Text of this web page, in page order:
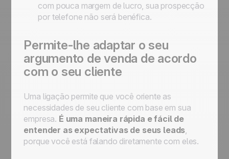
com pouca margem de lucro, sua prospecção
por telefone não será benéfica.
Permite-lhe adaptar o seu
argumento de venda de acordo
com o seu cliente
Uma ligação permite que você oriente as
necessidades de seu cliente com base em sua
empresa. É uma maneira rápida e fácil de
entender as expectativas de seus leads,
porque você está falando diretamente com eles.